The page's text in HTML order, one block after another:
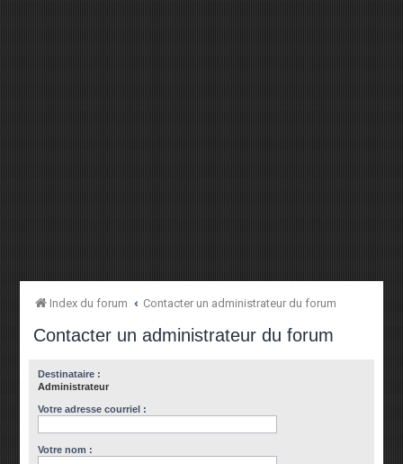
Index du forum Contacter un administrateur du forum
Contacter un administrateur du forum
Destinataire :
Administrateur
Votre adresse courriel :
Votre nom :